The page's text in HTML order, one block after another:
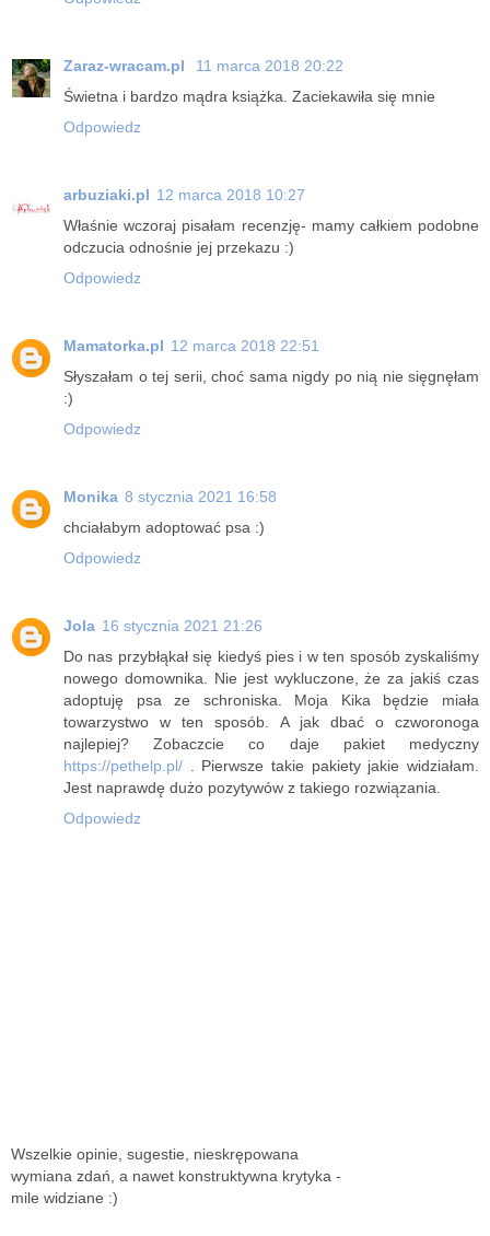
Zaraz-wracam.pl
11 marca 2018 20:22
Świetna i bardzo mądra książka. Zaciekawiła się mnie
Odpowiedz
arbuziaki.pl 12 marca 2018 10:27
Właśnie wczoraj pisałam recenzję- mamy całkiem podobne
odczucia odnośnie jej przekazu :)
Odpowiedz
Mamatorka.pl 12 marca 2018 22:51
Słyszałam o tej serii, choć sama nigdy po nią nie sięgnęłam
:)
Odpowiedz
Monika 8 stycznia 2021 16:58
chciałabym adoptować psa :)
Odpowiedz
Jola 16 stycznia 2021 21:26
Do nas przybłąkał się kiedyś pies i w ten sposób zyskaliśmy
nowego domownika. Nie jest wykluczone, że za jakiś czas
adoptuję psa ze schroniska. Moja Kika będzie miała
towarzystwo w ten sposób. A jak dbać o czworonoga
najlepiej? Zobaczcie co daje pakiet medyczny
https://pethelp.pl/ . Pierwsze takie pakiety jakie widziałam.
Jest naprawdę dużo pozytywów z takiego rozwiązania.
Odpowiedz
Wszelkie opinie, sugestie, nieskrępowana
wymiana zdań, a nawet konstruktywna krytyka -
mile widziane :)